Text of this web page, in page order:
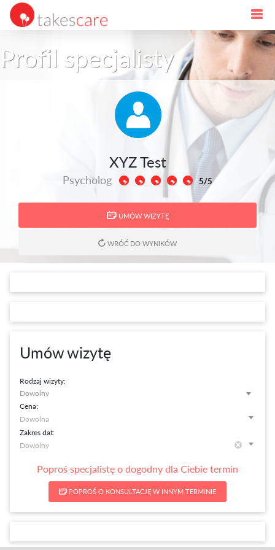
Profil specjalisty
XYZ Test
Psycholog 5/5
UMÓW WIZYTĘ
WRÓĆ DO WYNIKÓW
Umów wizytę
Rodzaj wizyty:
Dowolny
Cena:
Zakres dat:
Poproś specjalistę o dogodny dla Ciebie termin
POPROŚ O KONSULTACJĘ W INNYM TERMINIE